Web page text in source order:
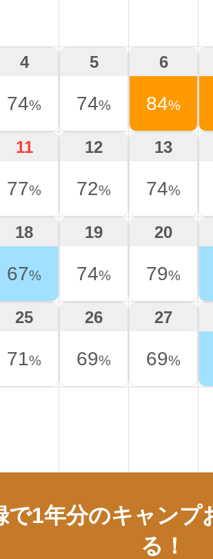
4
74%
5
74%
6
84%
11
77%
12
72%
13
74%
18
67%
19
74%
20
79%
25
71%
26
69%
27
69%
で1年分のキャンプ
る！